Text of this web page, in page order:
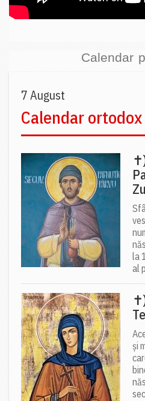
Calendar
7 August
Calendar ortodox
la
al
și